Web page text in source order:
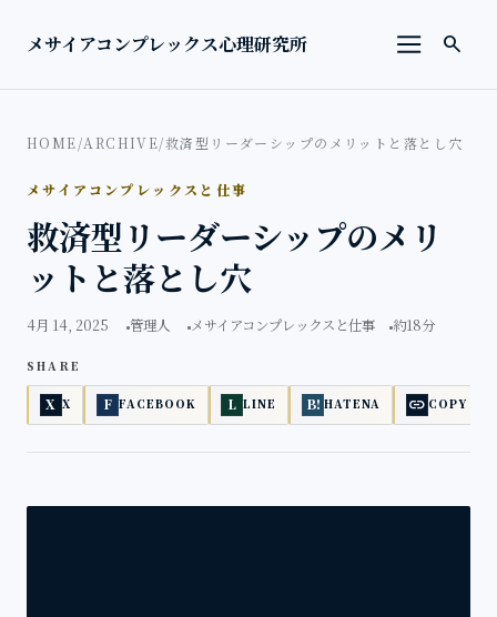
メサイアコンプレックス心理研究所
メニュー
検索を
search
HOME/ARCHIVE/救済型リーダーシップのメリットと落とし穴
メサイアコンプレックスと仕事
救済型リーダーシップのメリ
ットと落とし穴
4月 14, 2025 管理人 メサイアコンプレックスと仕事 約18分
SHARE
X X F FACEBOOK L LINE B! HATENA link COPY